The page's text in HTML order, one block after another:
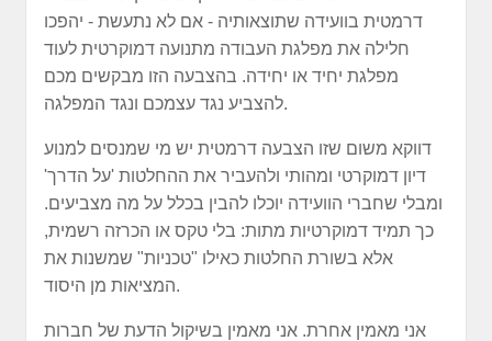
דרמטית בוועידה שתוצאותיה - אם לא נתעשת - יהפכו
חלילה את מפלגת העבודה מתנועה דמוקרטית לעוד
מפלגת יחיד או יחידה. בהצבעה הזו מבקשים מכם
להצביע נגד עצמכם ונגד המפלגה.
דווקא משום שזו הצבעה דרמטית יש מי שמנסים למנוע
דיון דמוקרטי ומהותי ולהעביר את ההחלטות 'על הדרך'
ומבלי שחברי הוועידה יוכלו להבין בכלל על מה מצביעים.
כך תמיד דמוקרטיות מתות: בלי טקס או הכרזה רשמית,
אלא בשורת החלטות כאילו "טכניות" שמשנות את
המציאות מן היסוד.
אני מאמין אחרת. אני מאמין בשיקול הדעת של חברות